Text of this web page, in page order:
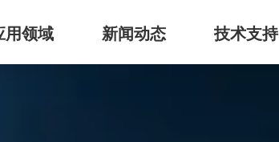
用领域 新闻动态 技术支持